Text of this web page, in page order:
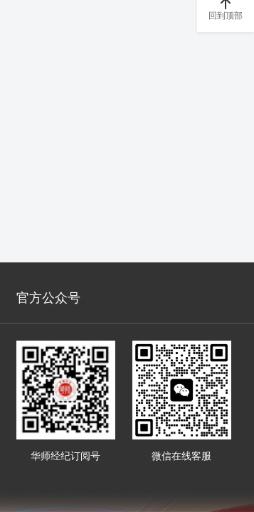
官方公众号
华师经纪订阅号 微信在线客服
回到顶部